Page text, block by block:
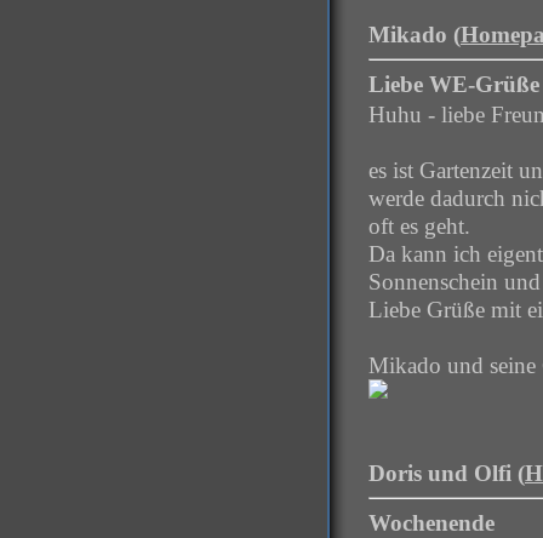
Mikado (
Liebe WE-Grüße
Huhu - liebe
es ist Gartenzeit
werde dadurch
oft es geht.
Da kann ich
Sonnenschein
Liebe Grüße mit
Mikado und seine
Doris und Olfi (
Wochenende